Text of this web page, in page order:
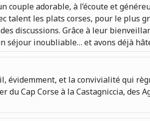
couple adorable, à l’écoute et
talent les plats corses, pour le plus
discussions. Grâce à leur
séjour inoubliable… et avons déjà
évidemment, et la convivialité qui
du Cap Corse à la Castagniccia, des